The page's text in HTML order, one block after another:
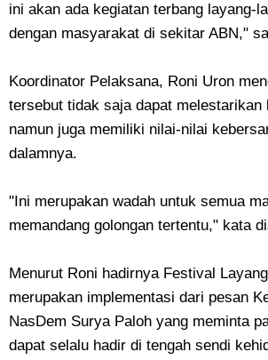
ini akan ada kegiatan terbang layang-
dengan masyarakat di sekitar ABN,"
Koordinator Pelaksana, Roni Uron
tersebut tidak saja dapat melestarikan
namun juga memiliki nilai-nilai
dalamnya.
"Ini merupakan wadah untuk semua
memandang golongan tertentu," kata
Menurut Roni hadirnya Festival
merupakan implementasi dari pesan
NasDem Surya Paloh yang meminta
dapat selalu hadir di tengah sendi